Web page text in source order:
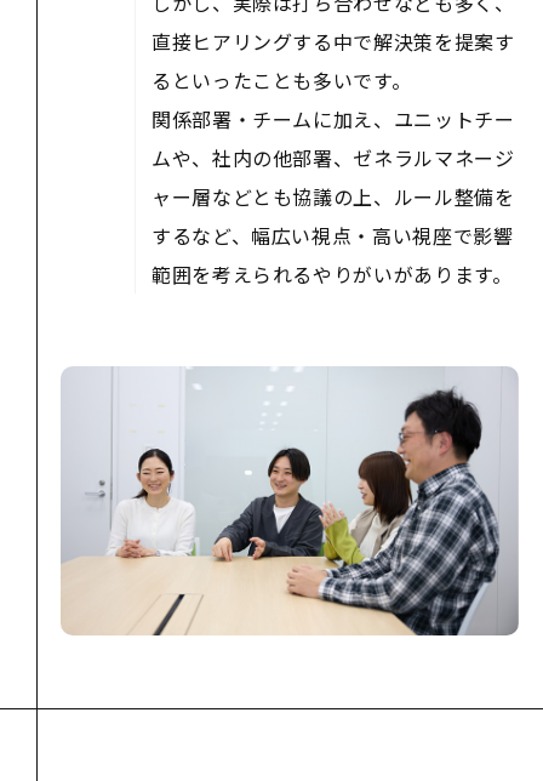
直接ヒアリングする中で解決策を提案す
るといったことも多いです。
関係部署・チームに加え、ユニットチー
ムや、社内の他部署、ゼネラルマネージ
ャー層などとも協議の上、ルール整備を
するなど、幅広い視点・高い視座で影響
範囲を考えられるやりがいがあります。